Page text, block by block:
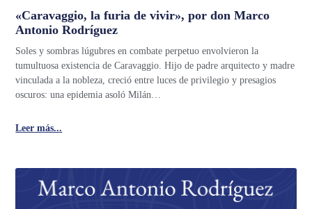
«Caravaggio, la furia de vivir», por don Marco
Antonio Rodríguez
Soles y sombras lúgubres en combate perpetuo envolvieron la
tumultuosa existencia de Caravaggio. Hijo de padre arquitecto y madre
vinculada a la nobleza, creció entre luces de privilegio y presagios
oscuros: una epidemia asoló Milán…
Leer más...